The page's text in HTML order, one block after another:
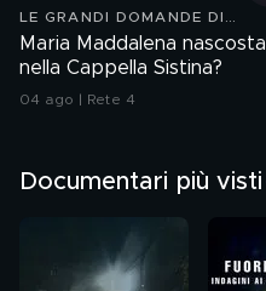
LE GRANDI DOMANDE DI
FREEDOM
Maria Maddalena nascosta
nella Cappella Sistina?
04 ago | Rete 4
Documentari più visti